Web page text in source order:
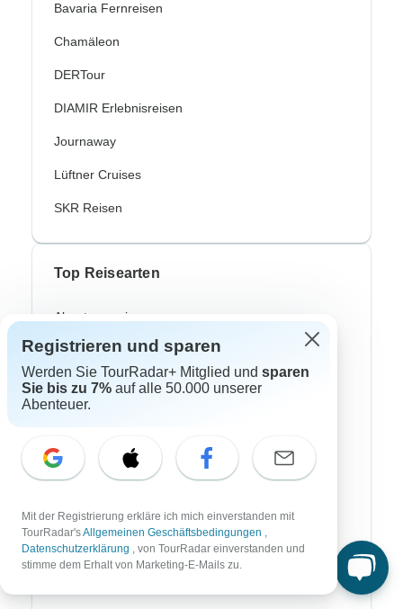
Bavaria Fernreisen
Chamäleon
DERTour
DIAMIR Erlebnisreisen
Journaway
Lüftner Cruises
SKR Reisen
Top Reisearten
Abenteuerreisen
Afrika Safari
Fahrradreisen
Polarlichter Reisen
Trekking Reisen
Kulturreisen
Busreisen
Registrieren und sparen
Werden Sie TourRadar+ Mitglied und sparen
Sie bis zu 7% auf alle 50.000 unserer
Abenteuer.
Mit der Registrierung erkläre ich mich einverstanden mit
TourRadar'sAllgemeinen Geschäftsbedingungen ,
Datenschutzerklärung , von TourRadar einverstanden und
stimme dem Erhalt von Marketing-E-Mails zu.